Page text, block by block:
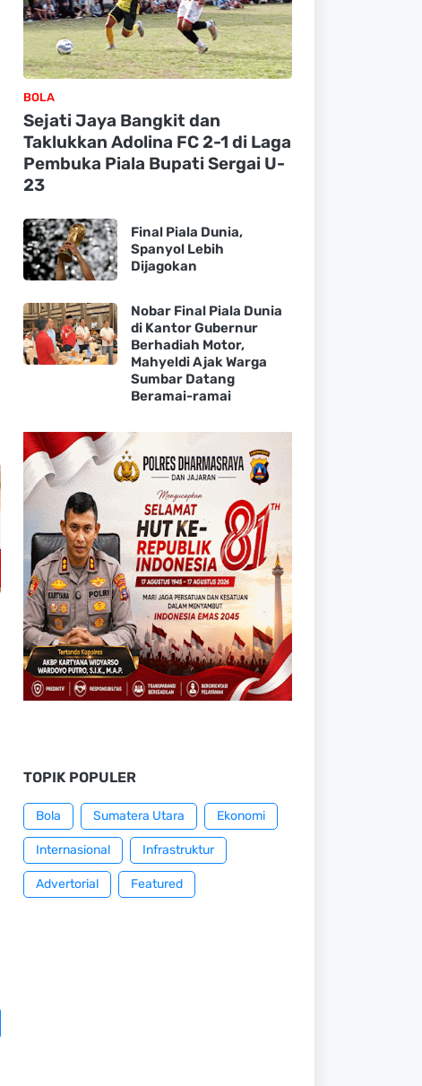
BOLA
Sejati Jaya Bangkit dan
Taklukkan Adolina FC 2-1 di Laga
Pembuka Piala Bupati Sergai U-
23
Final Piala Dunia,
Spanyol Lebih
Dijagokan
Nobar Final Piala Dunia
di Kantor Gubernur
Berhadiah Motor,
Mahyeldi Ajak Warga
Sumbar Datang
Beramai-ramai
TOPIK POPULER
Bola Sumatera Utara Ekonomi
Internasional Infrastruktur
Advertorial Featured